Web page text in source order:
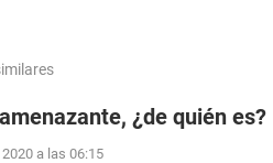
¿de quién es?
a las 06:15